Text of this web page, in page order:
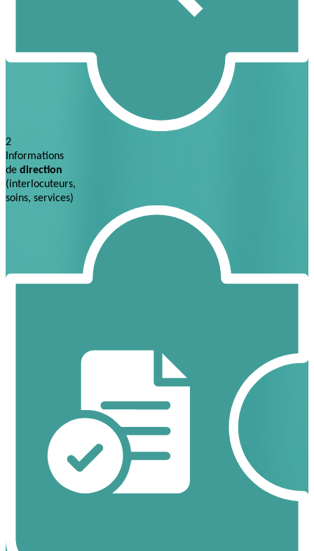
2
Informations
de direction
(interlocuteurs,
soins, services)